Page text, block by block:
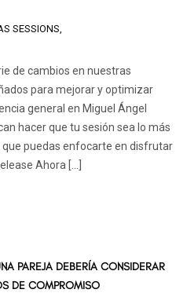
SESSIONS
de cambios en nuestras
para mejorar y optimizar
general en Miguel Ángel
hacer que tu sesión sea lo más
puedas enfocarte en disfrutar
Ahora […]
PAREJA DEBERÍA CONSIDERAR
DE COMPROMISO